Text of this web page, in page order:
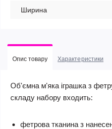
Ширина
Опис товару Характеристики
Об'ємна м'яка іграшка з
складу набору входить:
фетрова тканина з